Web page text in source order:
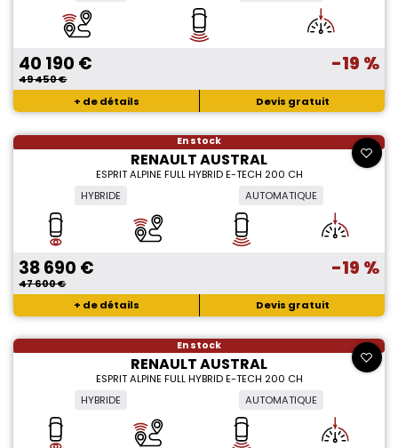
40 190 €
49 450 €
-19 %
+ de détails Devis gratuit
En stock
RENAULT AUSTRAL
ESPRIT ALPINE FULL HYBRID E-TECH 200 CH
HYBRIDE
AUTOMATIQUE
38 690 €
47 600 €
-19 %
+ de détails Devis gratuit
En stock
RENAULT AUSTRAL
ESPRIT ALPINE FULL HYBRID E-TECH 200 CH
HYBRIDE
AUTOMATIQUE